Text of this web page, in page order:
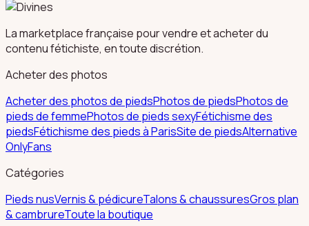
La marketplace française pour vendre et acheter du
contenu fétichiste, en toute discrétion.
Acheter des photos
Acheter des photos de piedsPhotos de piedsPhotos de
pieds de femmePhotos de pieds sexyFétichisme des
piedsFétichisme des pieds à ParisSite de piedsAlternative
OnlyFans
Catégories
Pieds nusVernis & pédicureTalons & chaussuresGros plan
& cambrureToute la boutique